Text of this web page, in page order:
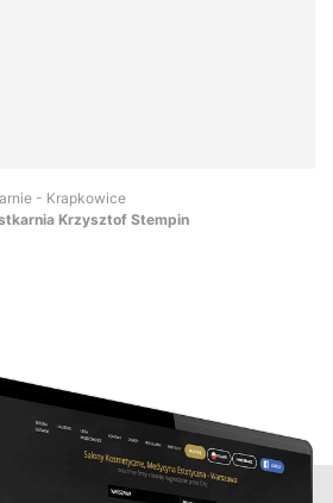
- Krapkowice
Krzysztof Stempin